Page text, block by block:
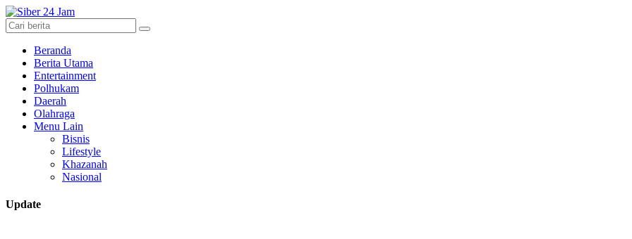
Beranda
Berita Utama
Entertainment
Polhukam
Daerah
Olahraga
Menu Lain
Bisnis
Lifestyle
Khazanah
Nasional
Update